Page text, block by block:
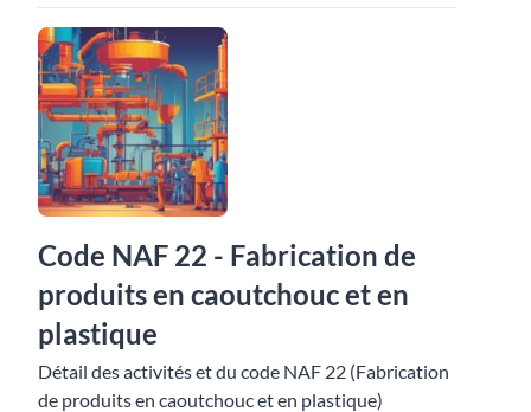
Code NAF 22 - Fabrication de
produits en caoutchouc et en
plastique
Détail des activités et du code NAF 22 (Fabrication
de produits en caoutchouc et en plastique)